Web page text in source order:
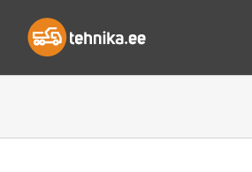
content